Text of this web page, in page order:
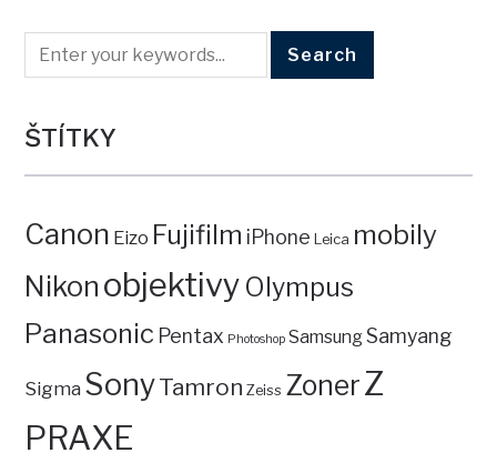
ŠTÍTKY
Canon Eizo Fujifilm iPhone Leica mobily
Nikon objektivy Olympus
Panasonic Pentax Photoshop SamsungSamyang
Sigma SonyTamron Zeiss ZonerZ
PRAXE